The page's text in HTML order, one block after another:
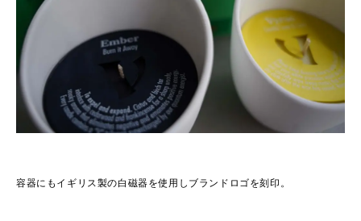
容器にもイギリス製の白磁器を使用しブランドロゴを刻印。